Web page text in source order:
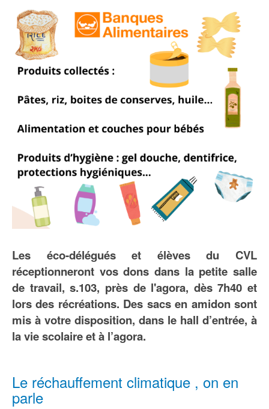
Les éco-délégués et élèves du CVL
réceptionneront vos dons dans la petite salle
de travail, s.103, près de l'agora, dès 7h40 et
lors des récréations. Des sacs en amidon sont
mis à votre disposition, dans le hall d’entrée, à
la vie scolaire et à l’agora.
Le réchauffement climatique , on en
parle